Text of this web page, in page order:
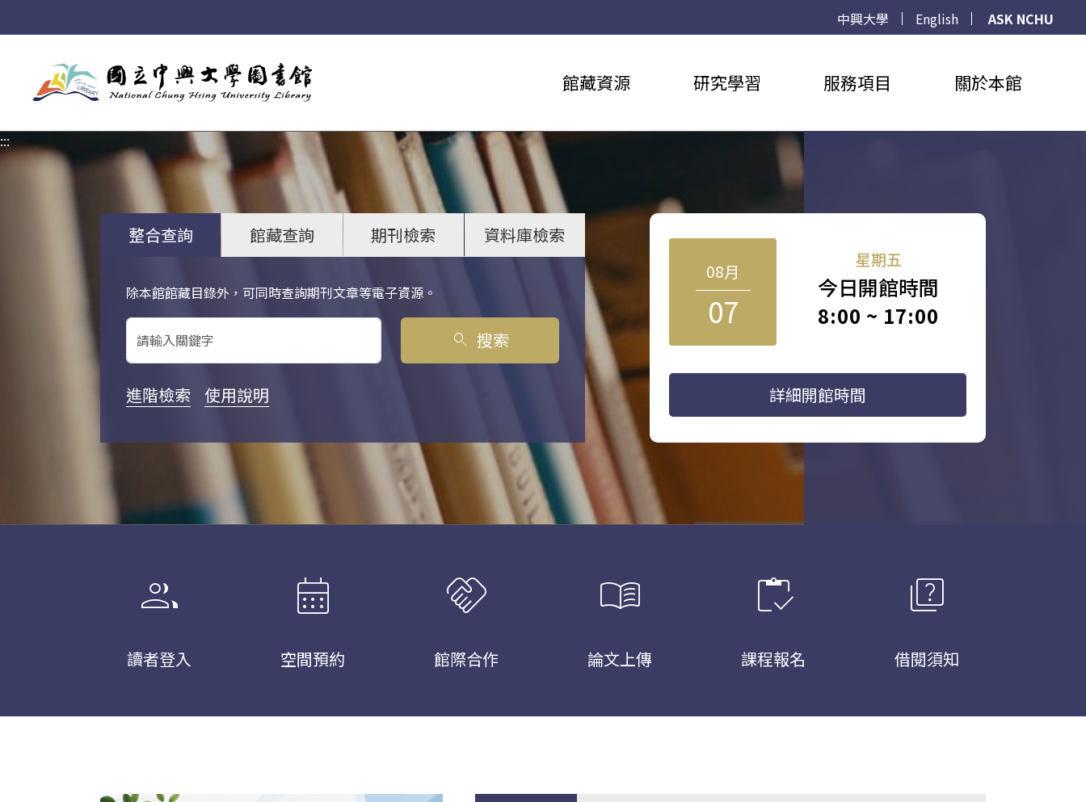
中興大學 English
ASK NCHU
館藏資源 研究學習 服務項目 關於本館
:::
整合查詢 館藏查詢 期刊檢索 資料庫檢索
除本館館藏目錄外，可同時查詢期刊文章等電子資源。
關鍵字搜尋
search 搜索
進階檢索 使用說明
08月
07
星期五
今日開館時間
8:00 ~ 17:00
詳細開館時間
group
讀者登入
calendar_month
空間預約
handshake
館際合作
menu_book
論文上傳
inventory
課程報名
quiz
借閱須知